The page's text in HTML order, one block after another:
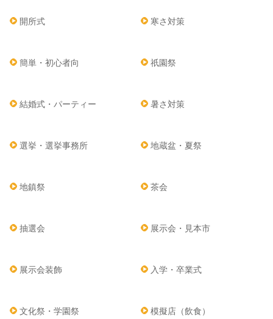
開所式 寒さ対策
簡単・初心者向 祇園祭
結婚式・パーティー 暑さ対策
選挙・選挙事務所 地蔵盆・夏祭
地鎮祭 茶会
抽選会 展示会・見本市
展示会装飾 入学・卒業式
文化祭・学園祭 模擬店（飲食）